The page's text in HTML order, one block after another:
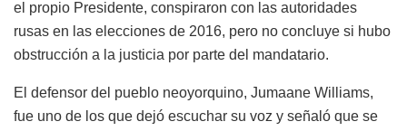
el propio Presidente, conspiraron con las autoridades
rusas en las elecciones de 2016, pero no concluye si hubo
obstrucción a la justicia por parte del mandatario.
El defensor del pueblo neoyorquino, Jumaane Williams,
fue uno de los que dejó escuchar su voz y señaló que se